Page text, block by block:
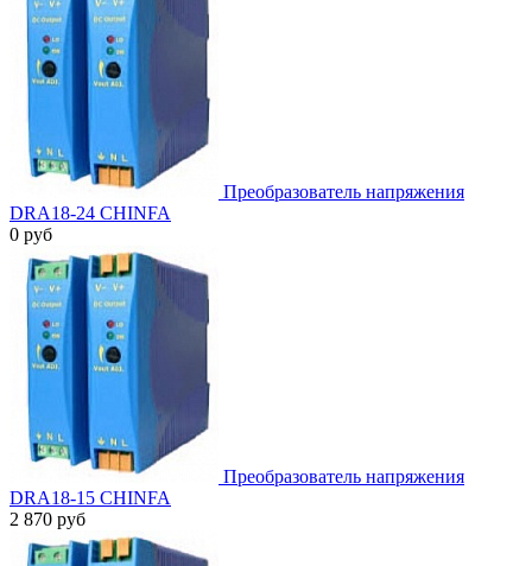
Преобразователь напряжения
DRA18-24 CHINFA
0 руб
Преобразователь напряжения
DRA18-15 CHINFA
2 870 руб